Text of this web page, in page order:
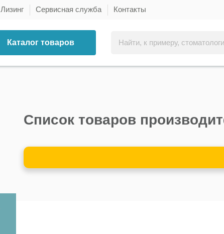
Лизинг Сервисная служба Контакты
Каталог товаров
Список товаров